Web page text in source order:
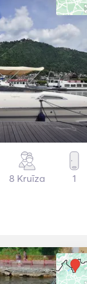
8 Kruīza 1